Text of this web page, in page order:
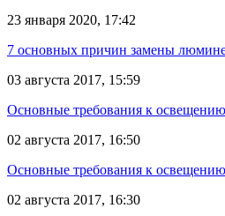
23 января 2020, 17:42
7 основных причин замены
03 августа 2017, 15:59
Основные требования к
02 августа 2017, 16:50
Основные требования к
02 августа 2017, 16:30